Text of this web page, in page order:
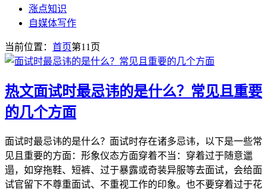
涨点知识
自媒体写作
当前位置： 首页第11页
热文面试时最忌讳的是什么？常见且重要
的几个方面
面试时最忌讳的是什么？面试时存在诸多忌讳，以下是一些常
见且重要的方面：形象仪态方面穿着不当：穿着过于随意邋
遢，如穿拖鞋、短裤、过于暴露或奇装异服等去面试，会给面
试官留下不尊重面试、不重视工作的印象。也不要穿着过于花